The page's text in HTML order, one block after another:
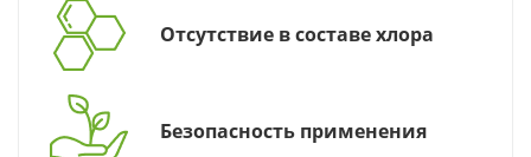
Отсутствие в составе хлора
Безопасность применения